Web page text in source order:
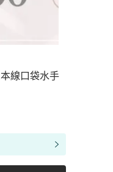
線口袋水手